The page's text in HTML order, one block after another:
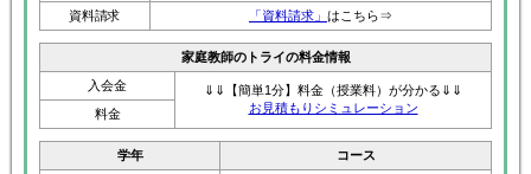
資料請求
「資料請求」 はこちら⇒
家庭教師のトライの料金情報
入会金
⇓⇓【簡単1分】料金（授業料）が分かる⇓⇓
お見積もりシミュレーション
料金
学年 コース